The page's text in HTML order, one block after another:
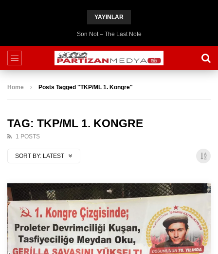
YAYINLAR
Son Not – The Last Note
Home Posts Tagged "TKP/ML 1. Kongre"
TAG: TKP/ML 1. KONGRE
1 POSTS
SORT BY: LATEST